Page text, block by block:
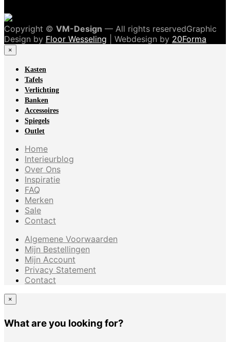
Copyright © VM-Design — All rights reservedGraphic
Design by Floor Wesseling | Webdesign by 20Forma
×
Kasten
Tafels
Verlichting
Banken
Accessoires
Spiegels
Outlet
Home
Interieurblog
Over Ons
Inspiratie
FAQ
Merken
Sale
Contact
Algemene Voorwaarden
Mijn Bestellingen
Mijn Account
Privacy Statement
Contact
×
What are you looking for?